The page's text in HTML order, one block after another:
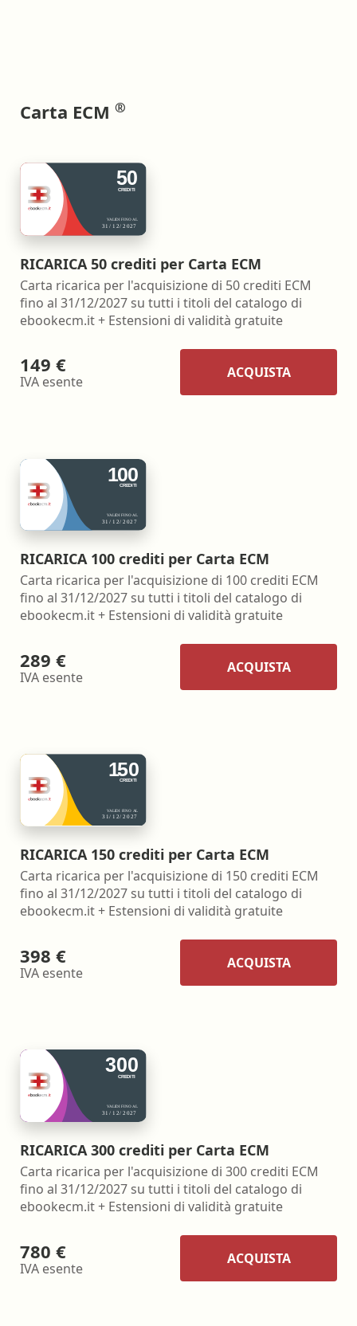
Carta ECM ®
RICARICA 50 crediti per Carta ECM
Carta ricarica per l'acquisizione di 50 crediti ECM
fino al 31/12/2027 su tutti i titoli del catalogo di
ebookecm.it + Estensioni di validità gratuite
149 €
IVA esente
ACQUISTA
RICARICA 100 crediti per Carta ECM
Carta ricarica per l'acquisizione di 100 crediti ECM
fino al 31/12/2027 su tutti i titoli del catalogo di
ebookecm.it + Estensioni di validità gratuite
289 €
IVA esente
ACQUISTA
RICARICA 150 crediti per Carta ECM
Carta ricarica per l'acquisizione di 150 crediti ECM
fino al 31/12/2027 su tutti i titoli del catalogo di
ebookecm.it + Estensioni di validità gratuite
398 €
IVA esente
ACQUISTA
RICARICA 300 crediti per Carta ECM
Carta ricarica per l'acquisizione di 300 crediti ECM
fino al 31/12/2027 su tutti i titoli del catalogo di
ebookecm.it + Estensioni di validità gratuite
780 €
IVA esente
ACQUISTA